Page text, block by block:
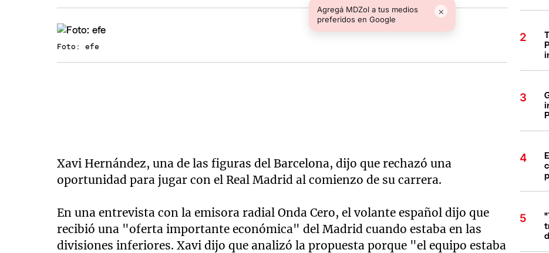
Agregá MDZol a tus medios
preferidos en Google
×
Foto: efe
Xavi Hernández, una de las figuras del Barcelona, dijo que rechazó una
oportunidad para jugar con el Real Madrid al comienzo de su carrera.
En una entrevista con la emisora radial Onda Cero, el volante español dijo que
recibió una "oferta importante económica" del Madrid cuando estaba en las
divisiones inferiores. Xavi dijo que analizó la propuesta porque "el equipo estaba